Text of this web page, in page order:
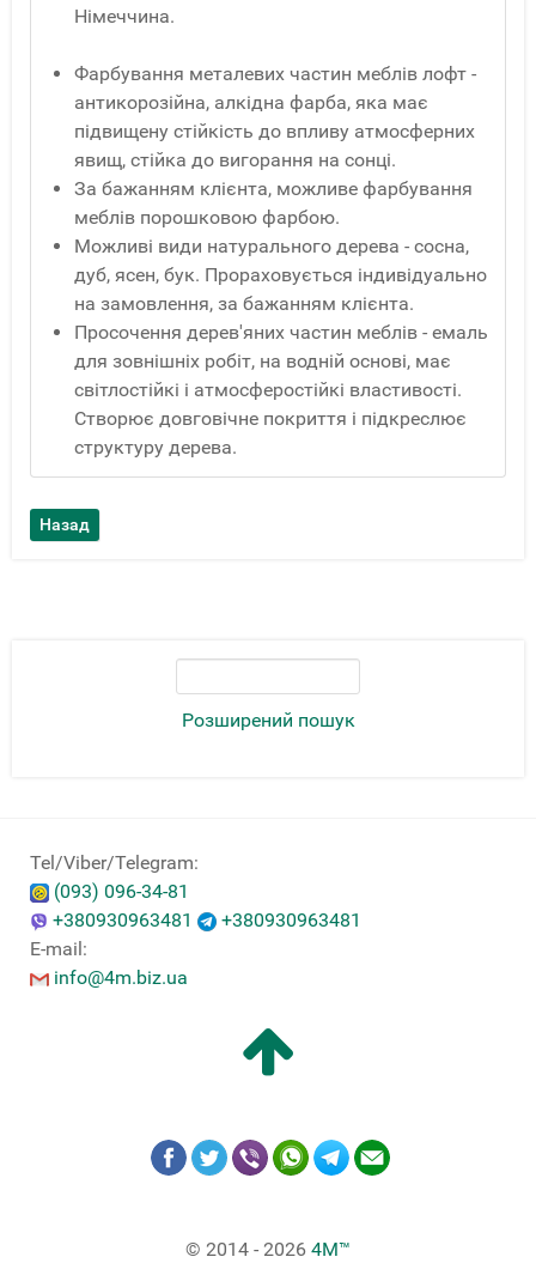
Розширений пошук
Німеччина.
Фарбування металевих частин меблів лофт -
антикорозійна, алкідна фарба, яка має
підвищену стійкість до впливу атмосферних
явищ, стійка до вигорання на сонці.
За бажанням клієнта, можливе фарбування
меблів порошковою фарбою.
Можливі види натурального дерева - сосна,
дуб, ясен, бук. Прораховується індивідуально
на замовлення, за бажанням клієнта.
Просочення дерев'яних частин меблів - емаль
для зовнішніх робіт, на водній основі, має
світлостійкі і атмосферостійкі властивості.
Створює довговічне покриття і підкреслює
структуру дерева.
Tel/Viber/Telegram:
(093) 096-34-81
+380930963481
+380930963481
E-mail:
info@4m.biz.ua
© 2014 - 2026 4M™